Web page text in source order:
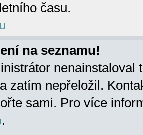
času.
na seznamu!
nenainstaloval
zatím nepřeložil.
sami. Pro více
.